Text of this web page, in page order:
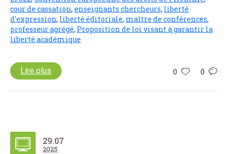
cour de cassation, enseignants chercheurs, liberté
d'expression, liberté éditoriale, maître de conférences,
professeur agrégé, Proposition de loi visant à garantir la
liberté académique
0 0
Lire plus
29.07
2025